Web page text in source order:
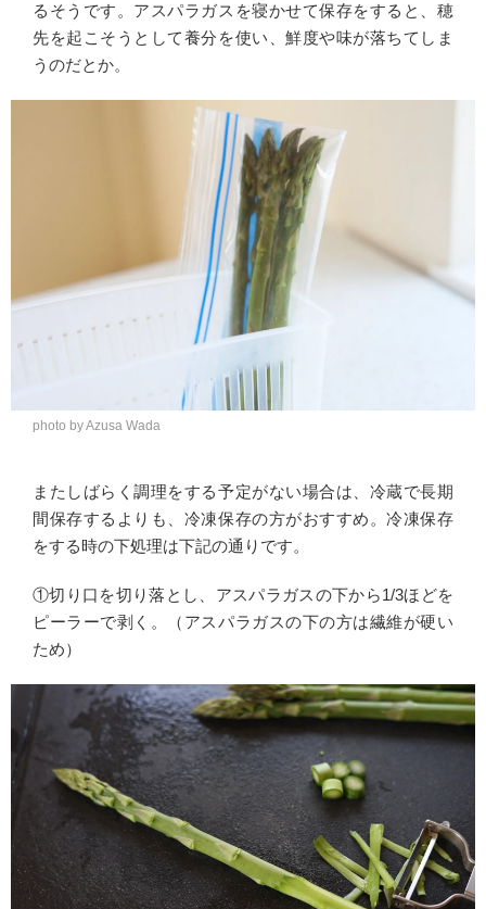
るそうです。アスパラガスを寝かせて保存をすると、穂
先を起こそうとして養分を使い、鮮度や味が落ちてしま
うのだとか。
photo by Azusa Wada
またしばらく調理をする予定がない場合は、冷蔵で長期
間保存するよりも、冷凍保存の方がおすすめ。冷凍保存
をする時の下処理は下記の通りです。
①切り口を切り落とし、アスパラガスの下から1/3ほどを
ピーラーで剥く。（アスパラガスの下の方は繊維が硬い
ため）